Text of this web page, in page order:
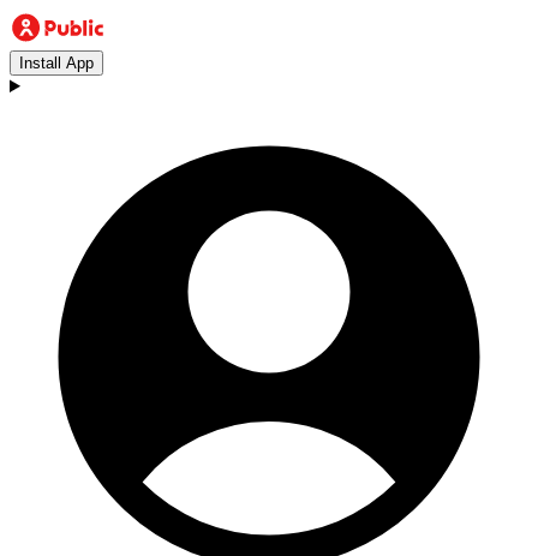
Install App